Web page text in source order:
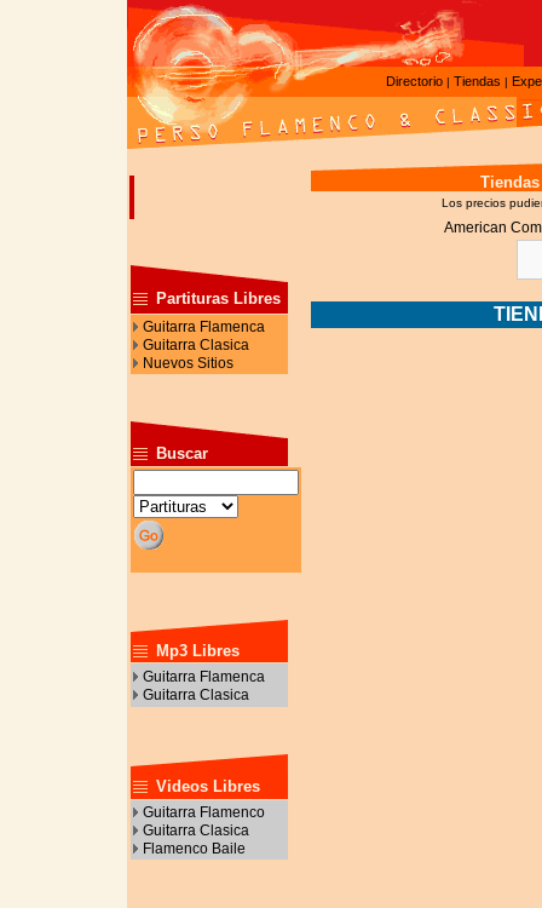
Directorio | Tiendas |
Partituras Libres
Guitarra Flamenca
Guitarra Clasica
Nuevos Sitios
Buscar
Mp3 Libres
Guitarra Flamenca
Guitarra Clasica
Videos Libres
Guitarra Flamenco
Guitarra Clasica
Flamenco Baile
Tiendas
Los precios
American